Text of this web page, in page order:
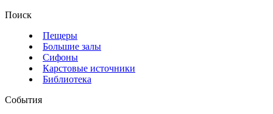
Поиск
Пещеры
Большие залы
Сифоны
Карстовые источники
Библиотека
События